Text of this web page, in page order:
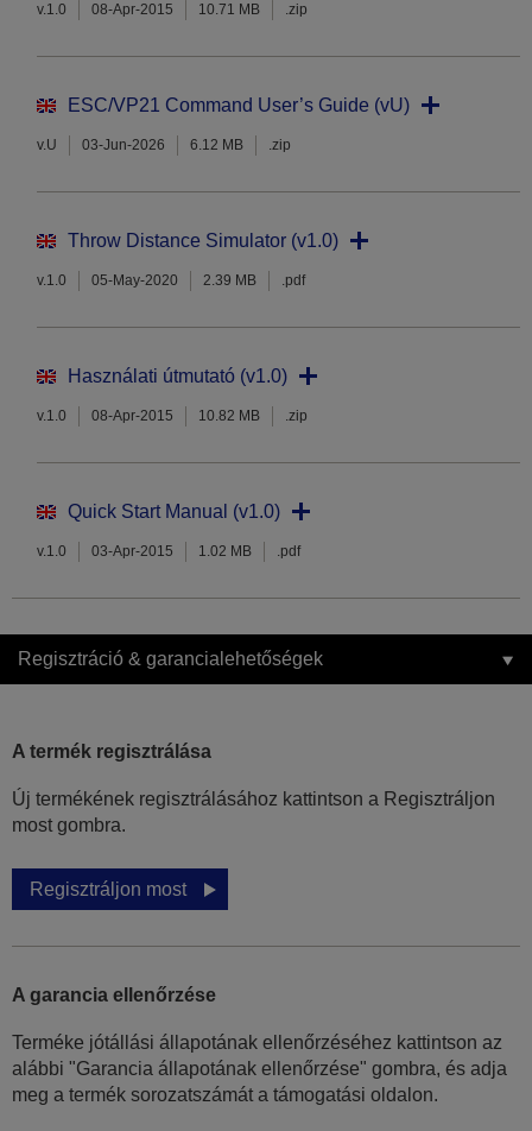
v.1.0 08-Apr-2015 10.71 MB .zip
ESC/VP21 Command User’s Guide (vU)
v.U 03-Jun-2026 6.12 MB .zip
Throw Distance Simulator (v1.0)
v.1.0 05-May-2020 2.39 MB .pdf
Használati útmutató (v1.0)
v.1.0 08-Apr-2015 10.82 MB .zip
Quick Start Manual (v1.0)
v.1.0 03-Apr-2015 1.02 MB .pdf
Regisztráció & garancialehetőségek
A termék regisztrálása
Új termékének regisztrálásához kattintson a Regisztráljon
most gombra.
Regisztráljon most
A garancia ellenőrzése
Terméke jótállási állapotának ellenőrzéséhez kattintson az
alábbi "Garancia állapotának ellenőrzése" gombra, és adja
meg a termék sorozatszámát a támogatási oldalon.